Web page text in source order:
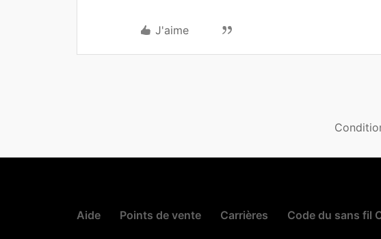
J'aime
Aide Points de vente Carrières Code du sans fil